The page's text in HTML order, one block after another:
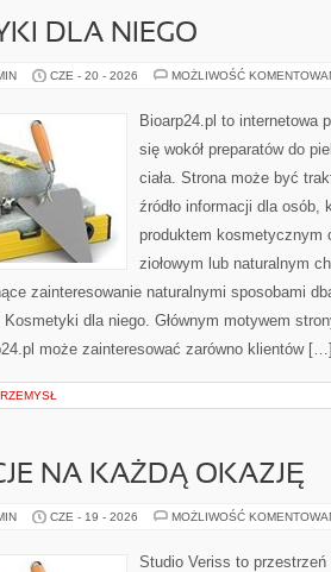
DLA NIEGO
CZE - 20 - 2026 MOŻLIWOŚĆ
Bioarp24.pl to internetowa
się wokół preparatów do
ciała. Strona może być
źródło informacji dla osób,
produktem kosmetycznym
ziołowym lub naturalnym
zainteresowanie naturalnymi sposobami
dla niego. Głównym motywem
może zainteresować zarówno klientów
NA KAŻDĄ OKAZJĘ
CZE - 19 - 2026 MOŻLIWOŚĆ
Studio Veriss to